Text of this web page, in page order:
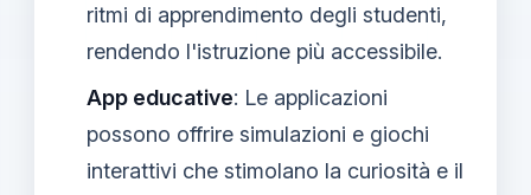
ritmi di apprendimento degli studenti,
rendendo l'istruzione più accessibile.
App educative: Le applicazioni
possono offrire simulazioni e giochi
interattivi che stimolano la curiosità e il